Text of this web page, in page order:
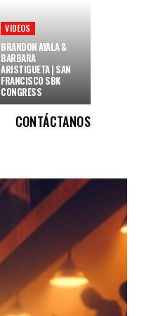
VIDEOS
BRANDON AYALA &
BARBARA
ARISTIGUETA | SAN
FRANCISCO SBK
CONGRESS
CONTÁCTANOS